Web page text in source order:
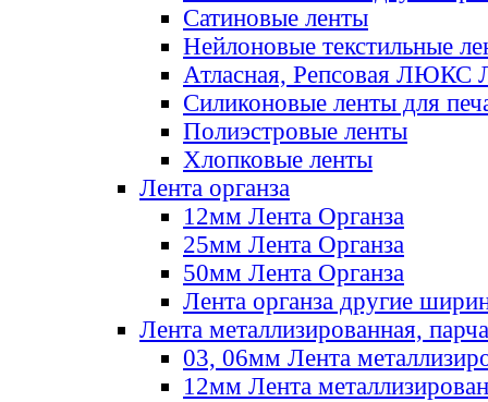
Сатиновые ленты
Нейлоновые текстильные
Атласная, Репсовая ЛЮКС
Силиконовые ленты для
Полиэстровые ленты
Хлопковые ленты
Лента органза
12мм Лента Органза
25мм Лента Органза
50мм Лента Органза
Лента органза другие
Лента металлизированная, парча
03, 06мм Лента
12мм Лента